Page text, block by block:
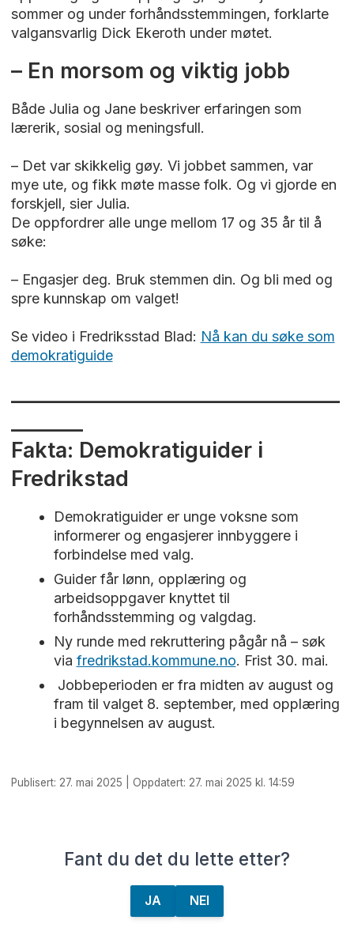
sommer og under forhåndsstemmingen, forklarte
valgansvarlig Dick Ekeroth under møtet.
– En morsom og viktig jobb
Både Julia og Jane beskriver erfaringen som
lærerik, sosial og meningsfull.
– Det var skikkelig gøy. Vi jobbet sammen, var
mye ute, og fikk møte masse folk. Og vi gjorde en
forskjell, sier Julia.
De oppfordrer alle unge mellom 17 og 35 år til å
søke:
– Engasjer deg. Bruk stemmen din. Og bli med og
spre kunnskap om valget!
Se video i Fredriksstad Blad: Nå kan du søke som
demokratiguide
Fakta: Demokratiguider i
Fredrikstad
Demokratiguider er unge voksne som
informerer og engasjerer innbyggere i
forbindelse med valg.
Guider får lønn, opplæring og
arbeidsoppgaver knyttet til
forhåndsstemming og valgdag.
Ny runde med rekruttering pågår nå – søk
via fredrikstad.kommune.no. Frist 30. mai.
Jobbeperioden er fra midten av august og
fram til valget 8. september, med opplæring
i begynnelsen av august.
Publisert: 27. mai 2025 | Oppdatert: 27. mai 2025 kl. 14:59
Fant du det du lette etter?
JA NEI